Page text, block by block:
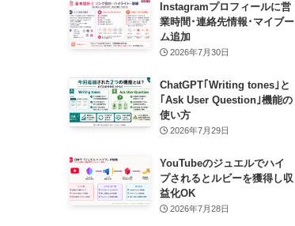
Instagramプロフィールに営
業時間･連絡先情報･マイブー
ム追加
2026年7月30日
ChatGPT｢Writing tones｣と
｢Ask User Question｣機能の
使い方
2026年7月29日
YouTubeのジュエルでハイ
プされるとルビーを獲得し収
益化OK
2026年7月28日